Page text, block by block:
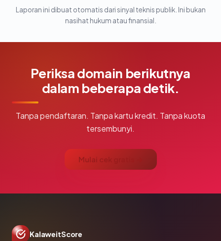
Laporan ini dibuat otomatis dari sinyal teknis publik. Ini bukan
nasihat hukum atau finansial.
Periksa domain berikutnya
dalam beberapa detik.
Tanpa pendaftaran. Tanpa kartu kredit. Tanpa kuota
tersembunyi.
Mulai cek gratis →
KalaweitScore